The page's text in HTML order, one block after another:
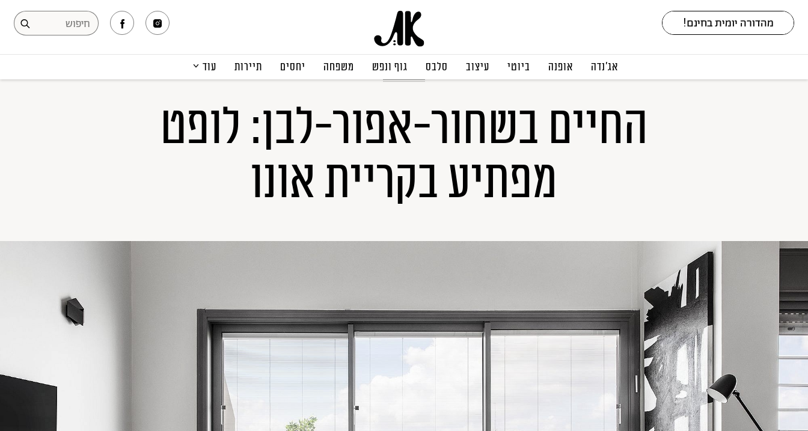
אג׳נדה אופנה ביוטי עיצוב סלבס גוף ונפש משפחה יחסים תיירות עוד
תרבות ופנאי
קריירה
בתים יפים
החיים בשחור-אפור-לבן: לופט
מפתיע בקריית אונו